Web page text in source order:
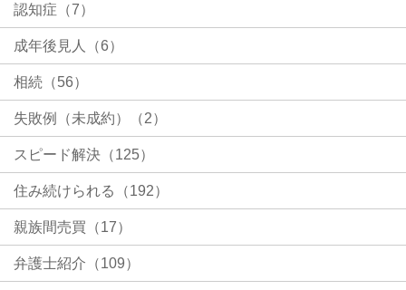
認知症（7）
成年後見人（6）
相続（56）
失敗例（未成約）（2）
スピード解決（125）
住み続けられる（192）
親族間売買（17）
弁護士紹介（109）